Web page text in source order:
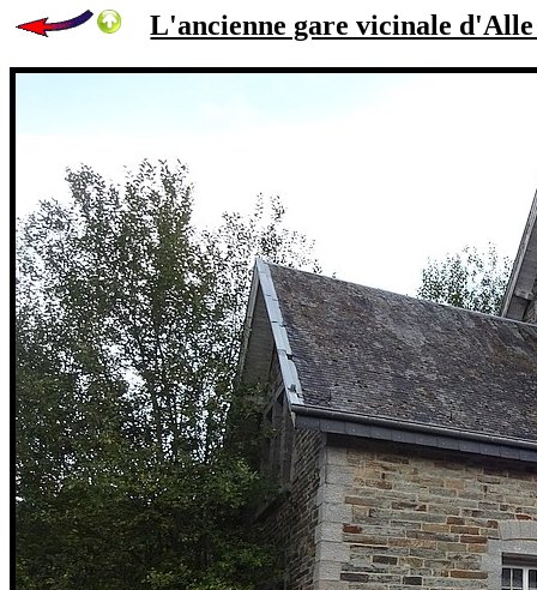
L'ancienne gare vicinale d'Alle